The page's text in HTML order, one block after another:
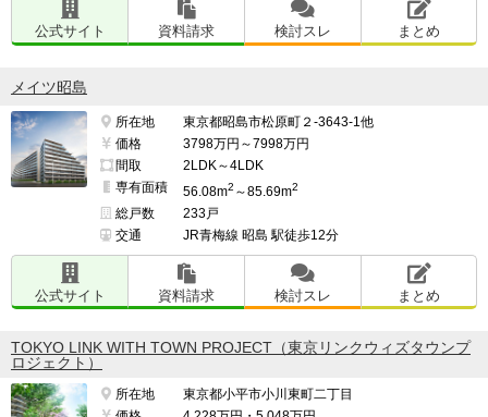
公式サイト 資料請求 検討スレ まとめ
メイツ昭島
所在地
東京都昭島市松原町２-3643-1他
価格
3798万円～7998万円
間取
2LDK～4LDK
専有面積
56.08m2 ～85.69m2
総戸数
233戸
交通
JR青梅線 昭島 駅徒歩12分
公式サイト 資料請求 検討スレ まとめ
TOKYO LINK WITH TOWN PROJECT（東京リンクウィズタウンプ
ロジェクト）
所在地
東京都小平市小川東町二丁目